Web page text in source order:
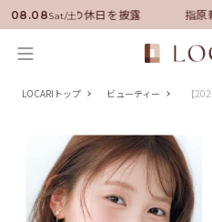
08.08Sat/土
！いい男の休日を披露 指原
LOCARIトップ ビューティー 【